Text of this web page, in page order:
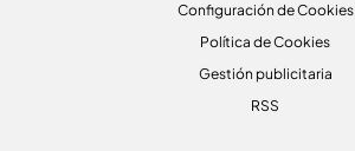
Configuración de Cookies
Política de Cookies
Gestión publicitaria
RSS